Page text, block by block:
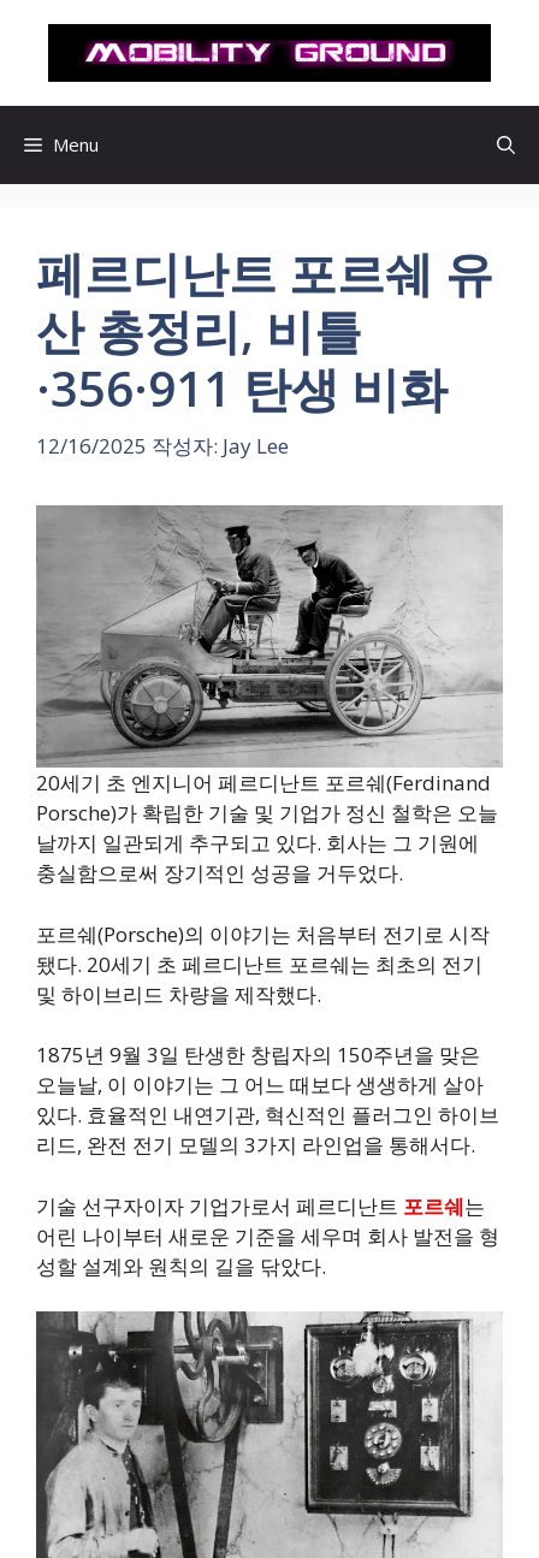
로
Menu
페르디난트 포르쉐 유
산 총정리, 비틀
·356·911 탄생 비화
12/16/2025 작성자: Jay Lee
20세기 초 엔지니어 페르디난트 포르쉐(Ferdinand
Porsche)가 확립한 기술 및 기업가 정신 철학은 오늘
날까지 일관되게 추구되고 있다. 회사는 그 기원에
충실함으로써 장기적인 성공을 거두었다.
포르쉐(Porsche)의 이야기는 처음부터 전기로 시작
됐다. 20세기 초 페르디난트 포르쉐는 최초의 전기
및 하이브리드 차량을 제작했다.
1875년 9월 3일 탄생한 창립자의 150주년을 맞은
오늘날, 이 이야기는 그 어느 때보다 생생하게 살아
있다. 효율적인 내연기관, 혁신적인 플러그인 하이브
리드, 완전 전기 모델의 3가지 라인업을 통해서다.
기술 선구자이자 기업가로서 페르디난트 포르쉐는
어린 나이부터 새로운 기준을 세우며 회사 발전을 형
성할 설계와 원칙의 길을 닦았다.